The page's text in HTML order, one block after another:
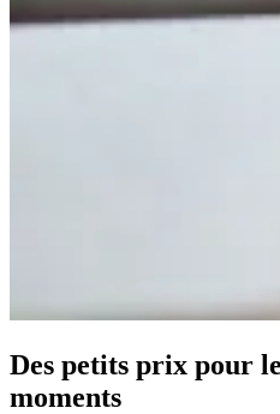
Des petits prix pour
moments